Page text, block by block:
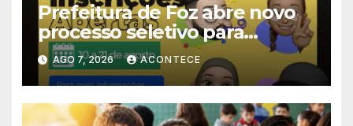
Prefeitura de Foz abre novo
processo seletivo para
estagiários
AGO 7, 2026 ACONTECE